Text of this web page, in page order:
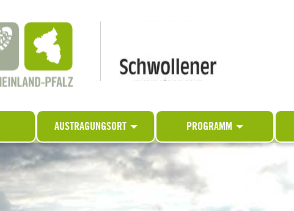
AUSTRAGUNGSORT PROGRAMM